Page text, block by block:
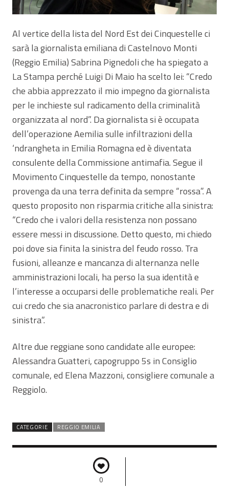
Al vertice della lista del Nord Est dei Cinquestelle ci
sarà la giornalista emiliana di Castelnovo Monti
(Reggio Emilia) Sabrina Pignedoli che ha spiegato a
La Stampa perché Luigi Di Maio ha scelto lei: “Credo
che abbia apprezzato il mio impegno da giornalista
per le inchieste sul radicamento della criminalità
organizzata al nord”. Da giornalista si è occupata
dell’operazione Aemilia sulle infiltrazioni della
‘ndrangheta in Emilia Romagna ed è diventata
consulente della Commissione antimafia. Segue il
Movimento Cinquestelle da tempo, nonostante
provenga da una terra definita da sempre “rossa”. A
questo proposito non risparmia critiche alla sinistra:
“Credo che i valori della resistenza non possano
essere messi in discussione. Detto questo, mi chiedo
poi dove sia finita la sinistra del feudo rosso. Tra
fusioni, alleanze e mancanza di alternanza nelle
amministrazioni locali, ha perso la sua identità e
l’interesse a occuparsi delle problematiche reali. Per
cui credo che sia anacronistico parlare di destra e di
sinistra”.
Altre due reggiane sono candidate alle europee:
Alessandra Guatteri, capogruppo 5s in Consiglio
comunale, ed Elena Mazzoni, consigliere comunale a
Reggiolo.
CATEGORIE REGGIO EMILIA
0